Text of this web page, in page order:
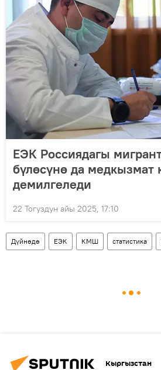
ЕЭК Россиядагы
бүлөсүнө да медкызмат
демилгеледи
22 Тогуздун айы 2025, 17:10
Дүйнөдө ЕЭК КМШ статистика
Кыргызстан